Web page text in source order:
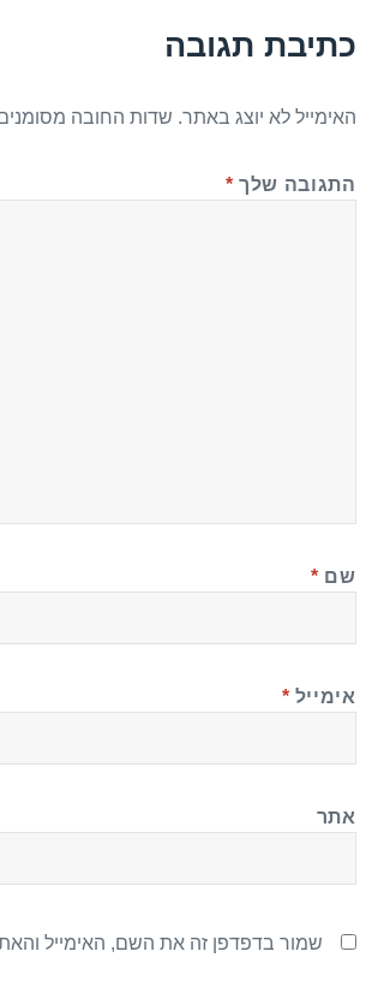
כתיבת תגובה
האימייל לא יוצג באתר. שדות החובה
התגובה שלך *
שם *
אימייל *
אתר
שמור בדפדפן זה את השם, האימייל